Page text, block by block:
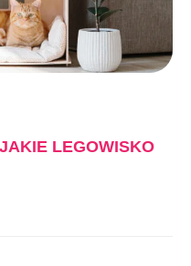
LEGOWISKO